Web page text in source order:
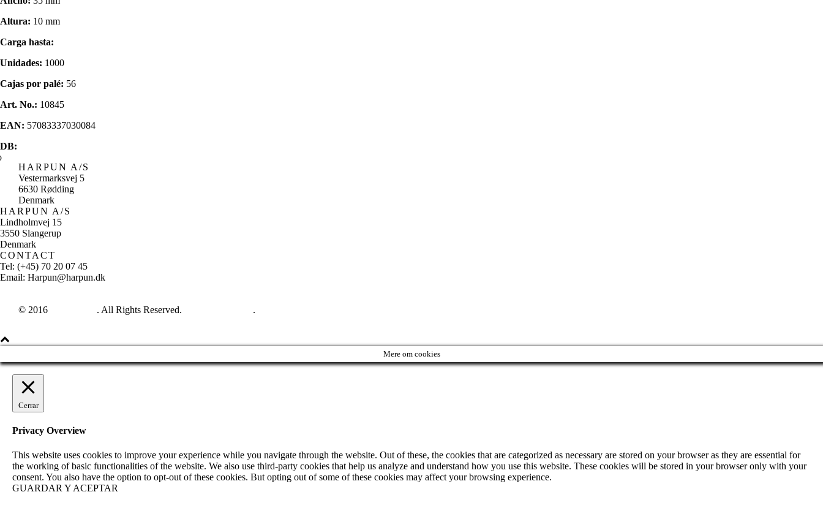
Altura: 10 mm
Carga hasta:
Unidades: 1000
Cajas por palé: 56
Art. No.: 10845
EAN: 57083337030084
DB:
HARPUN A/S
Vestermarksvej 5
6630 Rødding
Denmark
HARPUN A/S
Lindholmvej 15
3550 Slangerup
Denmark
CONTACT
Tel: (+45) 70 20 07 45
Email: Harpun@harpun.dk
© 2016 . All Rights Reserved. .
Mere om cookies
Cerrar
Privacy Overview
This website uses cookies to improve your experience while you navigate through the website. Out of these, the cookies that are categorized as necessary are stored on your browser as they are essential for
the working of basic functionalities of the website. We also use third-party cookies that help us analyze and understand how you use this website. These cookies will be stored in your browser only with your
consent. You also have the option to opt-out of these cookies. But opting out of some of these cookies may affect your browsing experience.
GUARDAR Y ACEPTAR